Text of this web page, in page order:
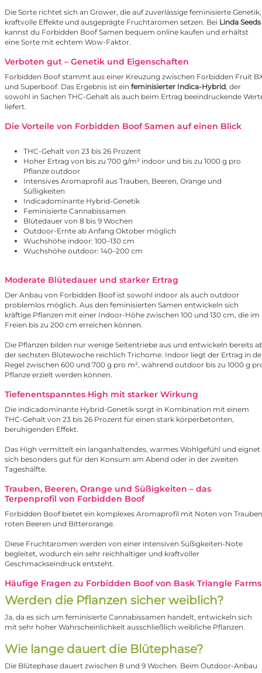
Die Sorte richtet sich an Grower, die auf zuverlässige feminisierte Genetik,
kraftvolle Effekte und ausgeprägte Fruchtaromen setzen. Bei Linda Seeds
kannst du Forbidden Boof Samen bequem online kaufen und erhältst
eine Sorte mit echtem Wow-Faktor.
Verboten gut – Genetik und Eigenschaften
Forbidden Boof stammt aus einer Kreuzung zwischen Forbidden Fruit
und Superboof. Das Ergebnis ist ein feminisierter Indica-Hybrid, der
sowohl in Sachen THC-Gehalt als auch beim Ertrag beeindruckende
liefert.
Die Vorteile von Forbidden Boof Samen auf einen Blick
THC-Gehalt von 23 bis 26 Prozent
Hoher Ertrag von bis zu 700 g/m² indoor und bis zu 1000 g pro
Pflanze outdoor
Intensives Aromaprofil aus Trauben, Beeren, Orange und
Süßigkeiten
Indicadominante Hybrid-Genetik
Feminisierte Cannabissamen
Blütedauer von 8 bis 9 Wochen
Outdoor-Ernte ab Anfang Oktober möglich
Wuchshöhe indoor: 100–130 cm
Wuchshöhe outdoor: 140–200 cm
Moderate Blütedauer und starker Ertrag
Der Anbau von Forbidden Boof ist sowohl indoor als auch outdoor
problemlos möglich. Aus den feminisierten Samen entwickeln sich
kräftige Pflanzen mit einer Indoor-Höhe zwischen 100 und 130 cm, die im
Freien bis zu 200 cm erreichen können.
Die Pflanzen bilden nur wenige Seitentriebe aus und entwickeln bereits
der sechsten Blütewoche reichlich Trichome. Indoor liegt der Ertrag in
Regel zwischen 600 und 700 g pro m², während outdoor bis zu 1000 g
Pflanze erzielt werden können.
Tiefenentspanntes High mit starker Wirkung
Die indicadominante Hybrid-Genetik sorgt in Kombination mit einem
THC-Gehalt von 23 bis 26 Prozent für einen stark körperbetonten,
beruhigenden Effekt.
Das High vermittelt ein langanhaltendes, warmes Wohlgefühl und eignet
sich besonders gut für den Konsum am Abend oder in der zweiten
Tageshälfte.
Trauben, Beeren, Orange und Süßigkeiten – das
Terpenprofil von Forbidden Boof
Forbidden Boof bietet ein komplexes Aromaprofil mit Noten von
roten Beeren und Bitterorange.
Diese Fruchtaromen werden von einer intensiven Süßigkeiten-Note
begleitet, wodurch ein sehr reichhaltiger und kraftvoller
Geschmackseindruck entsteht.
Häufige Fragen zu Forbidden Boof von Bask Triangle Farms
Werden die Pflanzen sicher weiblich?
Ja, da es sich um feminisierte Cannabissamen handelt, entwickeln sich
mit sehr hoher Wahrscheinlichkeit ausschließlich weibliche Pflanzen.
Wie lange dauert die Blütephase?
Die Blütephase dauert zwischen 8 und 9 Wochen. Beim Outdoor-Anbau